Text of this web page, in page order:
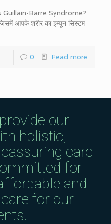
is Guillain-Barre Syndrome?
आपके शरीर का इम्यून सिस्टम
0 Read more
our
holistic,
care
for
and
for our